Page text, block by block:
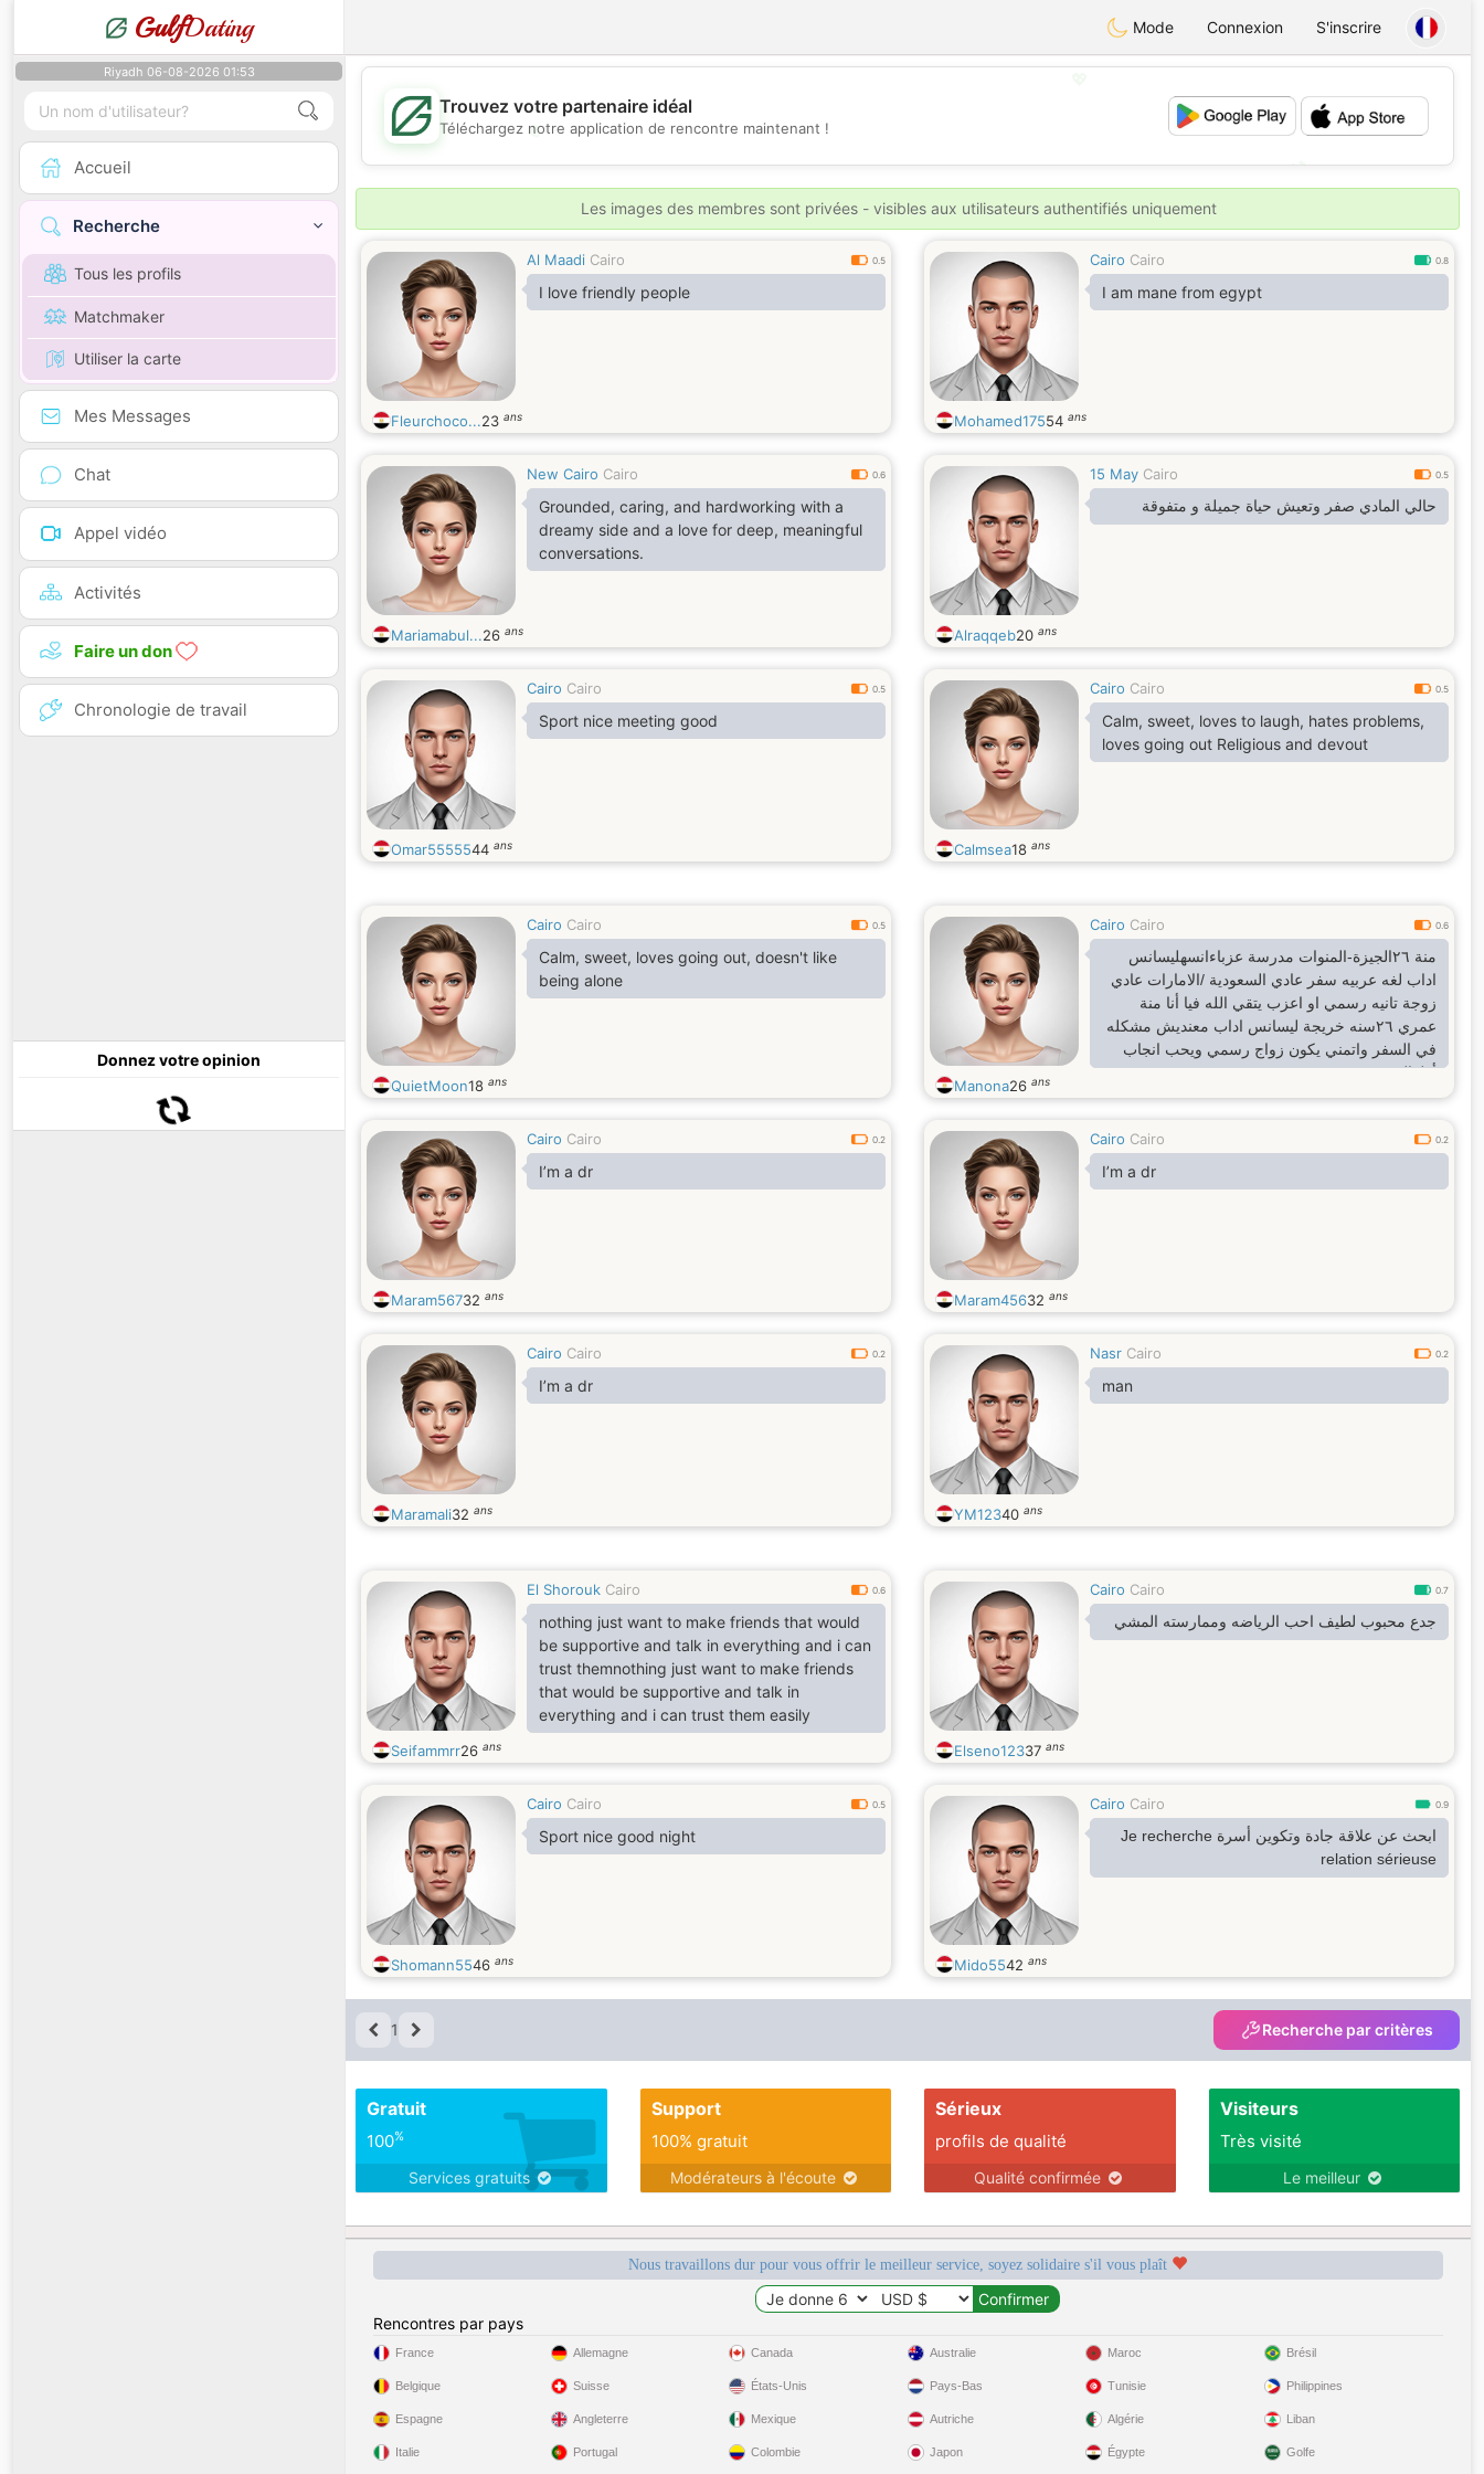
GulfDating Mode Connexion S'inscrire
Riyadh 06-08-2026 01:53
Accueil
Recherche
Tous les profils
Matchmaker
Utiliser la carte
Mes Messages
Chat
Appel vidéo
Activités
Faire un don
Chronologie de travail
Donnez votre opinion
💖
💕
Trouvez votre partenaire idéal
Téléchargez notre application de rencontre maintenant !
Les images des membres sont privées - visibles aux utilisateurs authentifiés uniquement
Al Maadi Cairo 0.5
I love friendly people
Fleurchoco...23 ans
Cairo Cairo 0.8
I am mane from egypt
Mohamed17554 ans
New Cairo Cairo 0.6
Grounded, caring, and hardworking with a
dreamy side and a love for deep, meaningful
conversations.
Mariamabul...26 ans
15 May Cairo 0.5
حالي المادي صفر وتعيش حياة جميلة و متفوقة
Alraqqeb20 ans
Cairo Cairo 0.5
Sport nice meeting good
Omar5555544 ans
Cairo Cairo 0.5
Calm, sweet, loves to laugh, hates problems,
loves going out Religious and devout
Calmsea18 ans
Cairo Cairo 0.5
Calm, sweet, loves going out, doesn't like
being alone
QuietMoon18 ans
Cairo Cairo 0.6
منة ٢٦الجيزة-المنوات مدرسة عزباءانسهليسانس
اداب لغه عربيه سفر عادي السعودية /الامارات عادي
زوجة تانيه رسمي او اعزب يتقي الله فيا أنا منة
عمري ٢٦سنه خريجة ليسانس اداب معنديش مشكله
في السفر واتمني يكون زواج رسمي ويحب انجاب
أطفال
Manona26 ans
Cairo Cairo 0.2
I’m a dr
Maram56732 ans
Cairo Cairo 0.2
I’m a dr
Maram45632 ans
Cairo Cairo 0.2
I’m a dr
Maramali32 ans
Nasr Cairo 0.2
man
YM12340 ans
El Shorouk Cairo 0.6
nothing just want to make friends that would
be supportive and talk in everything and i can
trust themnothing just want to make friends
that would be supportive and talk in
everything and i can trust them easily
Seifammrr26 ans
Cairo Cairo 0.7
جدع محبوب لطيف احب الرياضه وممارسته المشي
Elseno12337 ans
Cairo Cairo 0.5
Sport nice good night
Shomann5546 ans
Cairo Cairo 0.9
ابحث عن علاقة جادة وتكوين أسرة Je recherche
relation sérieuse
Mido5542 ans
1 Recherche par critères
Gratuit
100%
Services gratuits
Support
100% gratuit
Modérateurs à l'écoute
Sérieux
profils de qualité
Qualité confirmée
Visiteurs
Très visité
Le meilleur
Nous travaillons dur pour vous offrir le meilleur service, soyez solidaire s'il vous plaît
Rencontres par pays
France
Belgique
Espagne
Italie
Allemagne
Suisse
Angleterre
Portugal
Canada
États-Unis
Mexique
Colombie
Australie
Pays-Bas
Autriche
Japon
Maroc
Tunisie
Algérie
Égypte
Brésil
Philippines
Liban
Golfe